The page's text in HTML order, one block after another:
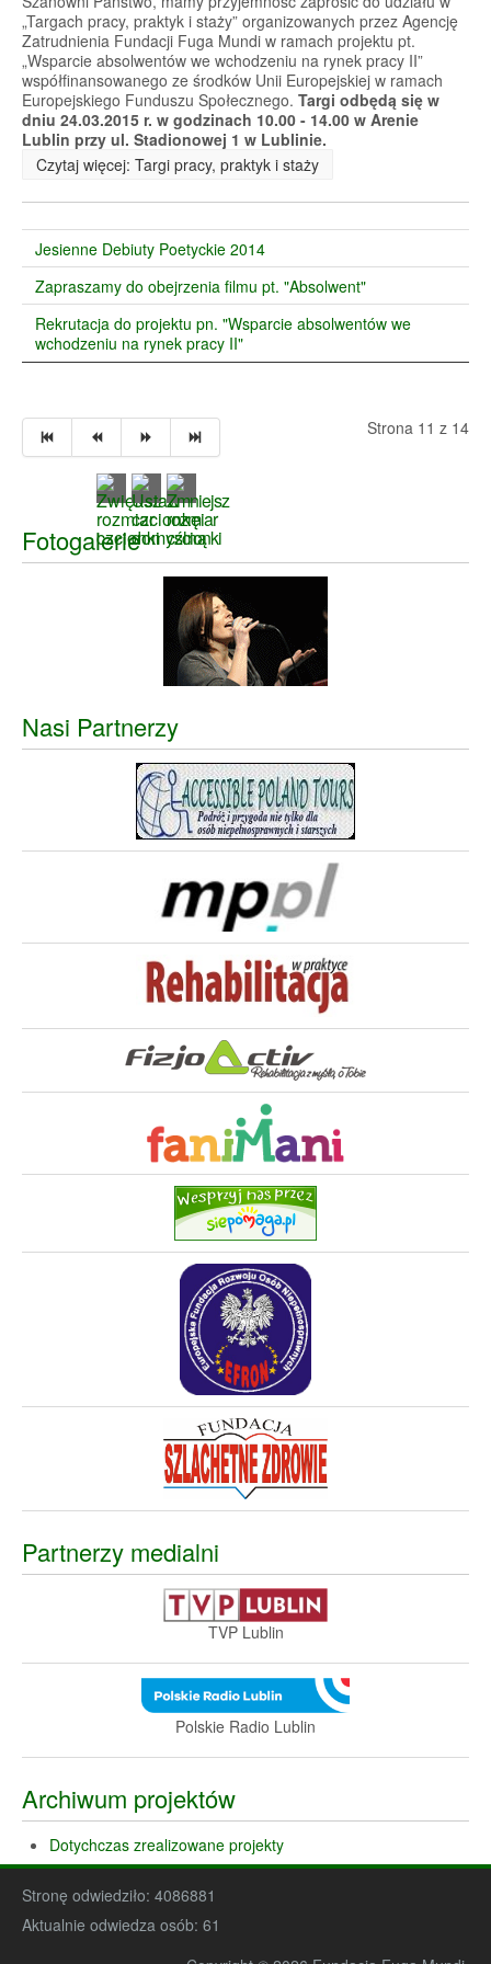
„Targach pracy, praktyk i staży” organizowanych przez Agencję
Zatrudnienia Fundacji Fuga Mundi w ramach projektu pt.
„Wsparcie absolwentów we wchodzeniu na rynek pracy II”
współfinansowanego ze środków Unii Europejskiej w ramach
Europejskiego Funduszu Społecznego. Targi odbędą się w
dniu 24.03.2015 r. w godzinach 10.00 - 14.00 w Arenie
Lublin przy ul. Stadionowej 1 w Lublinie.
Czytaj więcej: Targi pracy, praktyk i staży
Jesienne Debiuty Poetyckie 2014
Zapraszamy do obejrzenia filmu pt. "Absolwent"
Rekrutacja do projektu pn. "Wsparcie absolwentów we
wchodzeniu na rynek pracy II"
Strona 11 z 14
Fotogalerie
Nasi Partnerzy
Partnerzy medialni
TVP Lublin
Polskie Radio Lublin
Archiwum projektów
Dotychczas zrealizowane projekty
Stronę odwiedziło: 4086881
Aktualnie odwiedza osób: 61